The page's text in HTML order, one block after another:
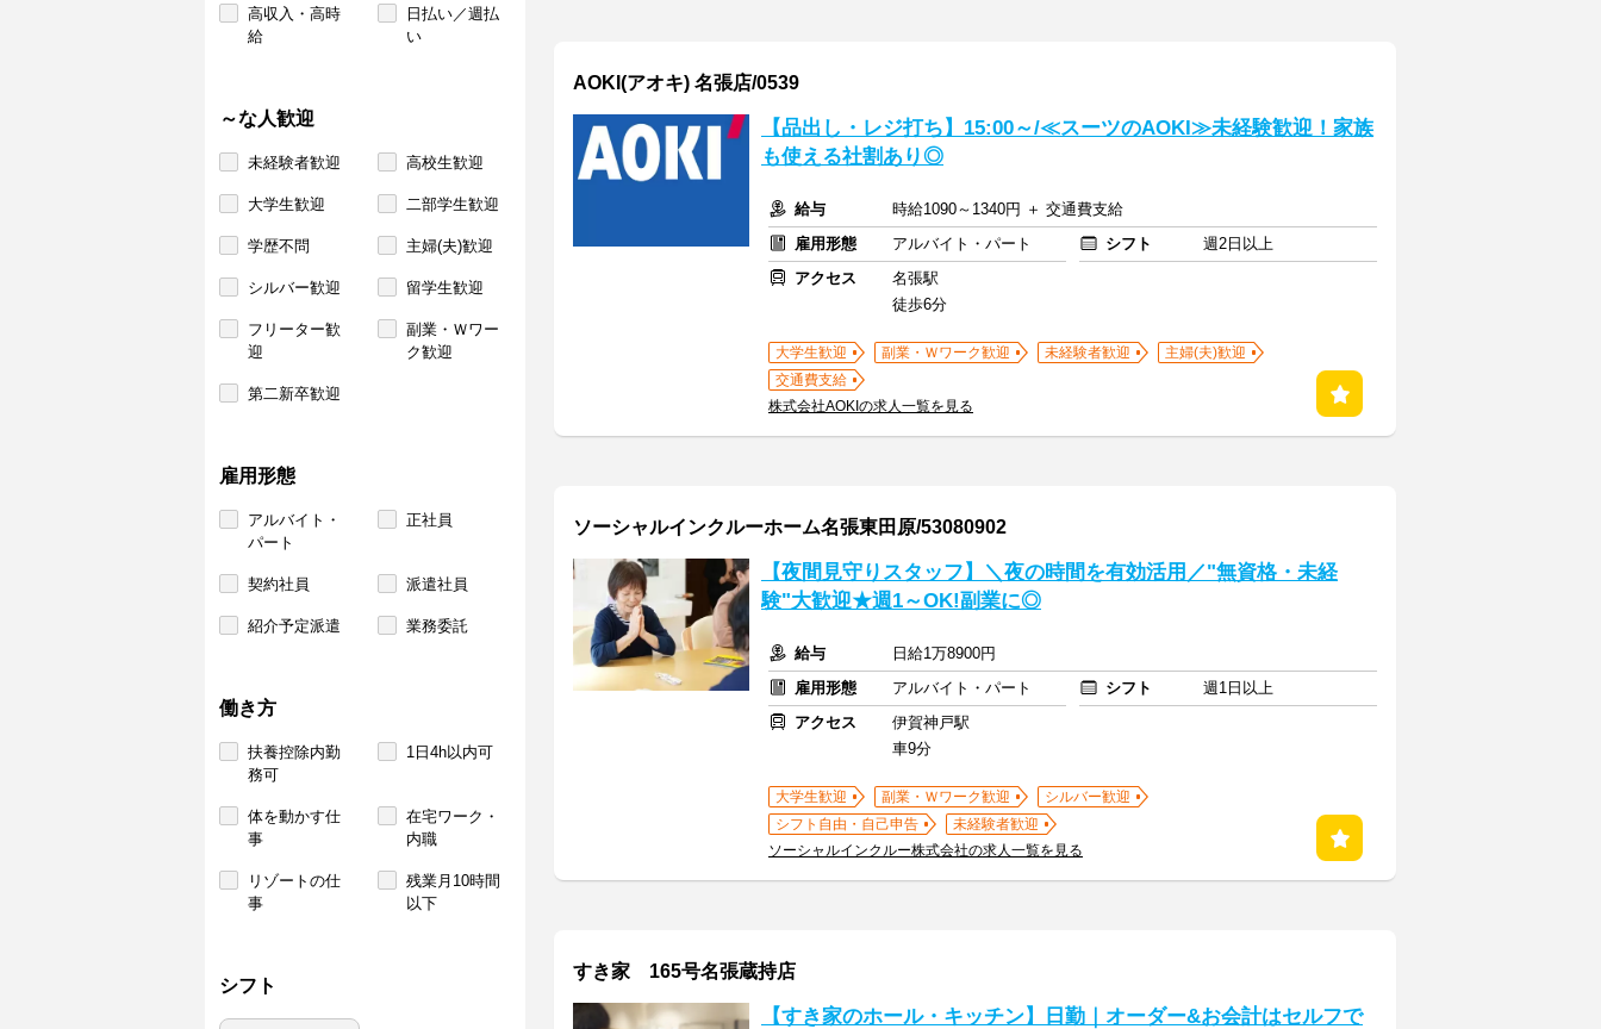
高収入・高時
給
日払い／週払
い
～な人歓迎
未経験者歓迎 高校生歓迎
大学生歓迎 二部学生歓迎
学歴不問 主婦(夫)歓迎
シルバー歓迎 留学生歓迎
フリーター歓
迎
副業・Ｗワー
ク歓迎
第二新卒歓迎
雇用形態
アルバイト・
パート
正社員
契約社員 派遣社員
紹介予定派遣 業務委託
働き方
扶養控除内勤
務可
1日4h以内可
体を動かす仕
事
在宅ワーク・
内職
リゾートの仕
事
残業月10時間
以下
シフト
AOKI(アオキ) 名張店/0539
【品出し・レジ打ち】15:00～/≪スーツのAOKI≫未経験歓迎！家族
も使える社割あり◎
給与
時給1090～1340円 ＋ 交通費支給
雇用形態
アルバイト・パート シフト
週2日以上
アクセス
名張駅
徒歩6分
大学生歓迎 副業・Ｗワーク歓迎 未経験者歓迎
主婦(夫)歓迎
交通費支給
株式会社AOKIの求人一覧を見る
ソーシャルインクルーホーム名張東田原/53080902
【夜間見守りスタッフ】＼夜の時間を有効活用／"無資格・未経
験"大歓迎★週1～OK!副業に◎
給与
日給1万8900円
雇用形態
アルバイト・パート シフト
週1日以上
アクセス
伊賀神戸駅
車9分
大学生歓迎 副業・Ｗワーク歓迎
シルバー歓迎
シフト自由・自己申告
未経験者歓迎
ソーシャルインクルー株式会社の求人一覧を見る
すき家 165号名張蔵持店
【すき家のホール・キッチン】日勤｜オーダー&お会計はセルフで